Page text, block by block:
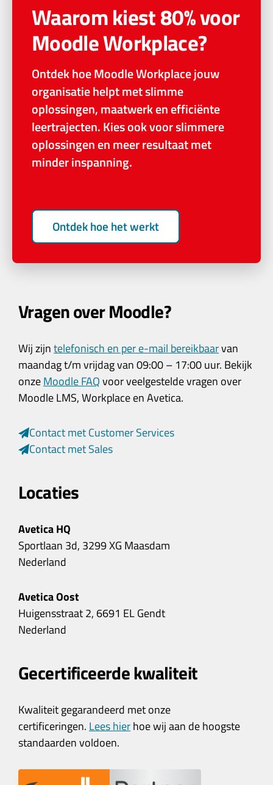
Waarom kiest 80% voor
Moodle Workplace?
Ontdek hoe Moodle Workplace jouw
organisatie helpt met slimme
oplossingen, maatwerk en efficiënte
leertrajecten. Kies ook voor slimmere
oplossingen en meer resultaat met
minder inspanning.
Ontdek hoe het werkt
Vragen over Moodle?
Wij zijntelefonisch en per e-mail bereikbaarvan
maandag t/m vrijdag van 09:00 – 17:00 uur. Bekijk
onzeMoodle FAQvoor veelgestelde vragen over
Moodle LMS, Workplace en Avetica.
Contact met Customer Services
Contact met Sales
Locaties
Avetica HQ
Sportlaan 3d, 3299 XG Maasdam
Nederland
Avetica Oost
Huigensstraat 2, 6691 EL Gendt
Nederland
Gecertificeerde kwaliteit
Kwaliteit gegarandeerd met onze
certificeringen. Lees hierhoe wij aan de hoogste
standaarden voldoen.